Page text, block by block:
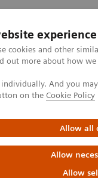
experience
cookies and other
out more about how
And you
on the Cookie Policy
Allow all
Allow
Allow
cliniques
délocalisée
Kit
Kit* pour